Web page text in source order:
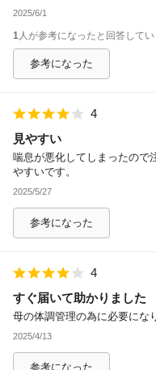
2025/6/1
1人が参考になったと回答してい
参考になった
4
見やすい
喘息が悪化してしまったので
やすいです。
2025/5/27
参考になった
4
すぐ届いて助かりました
母の体調管理の為に必要にな
2025/4/13
参考になった